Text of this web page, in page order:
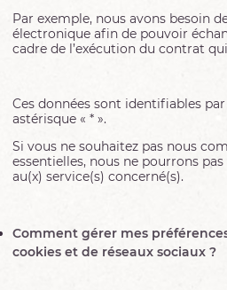
Par exemple, nous avons besoin
électronique afin de pouvoir
cadre de l’exécution du contrat
Ces données sont identifiables par
astérisque « * ».
Si vous ne souhaitez pas nous
essentielles, nous ne pourrons
au(x) service(s) concerné(s).
Comment gérer mes
cookies et de réseaux sociaux ?